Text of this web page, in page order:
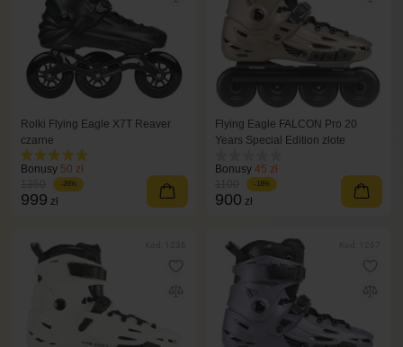
Rolki Flying Eagle X7T Reaver
czarne
Bonusy 50 zł
-26%
999 zł
Flying Eagle FALCON Pro 20
Years Special Edition złote
Bonusy 45 zł
-18%
900 zł